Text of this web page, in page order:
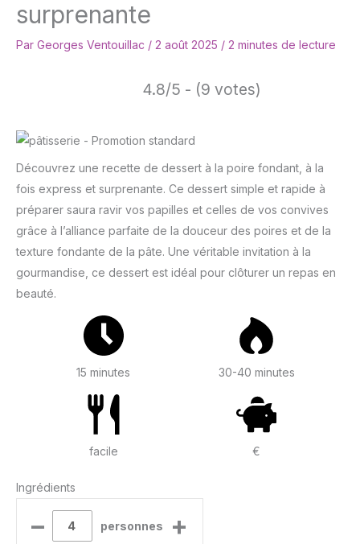
surprenante
Par Georges Ventouillac / 2 août 2025 / 2 minutes de lecture
4.8/5 - (9 votes)
Découvrez une recette de dessert à la poire fondant, à la
fois express et surprenante. Ce dessert simple et rapide à
préparer saura ravir vos papilles et celles de vos convives
grâce à l’alliance parfaite de la douceur des poires et de la
texture fondante de la pâte. Une véritable invitation à la
gourmandise, ce dessert est idéal pour clôturer un repas en
beauté.
15 minutes 30-40 minutes
facile €
Ingrédients
– personnes +